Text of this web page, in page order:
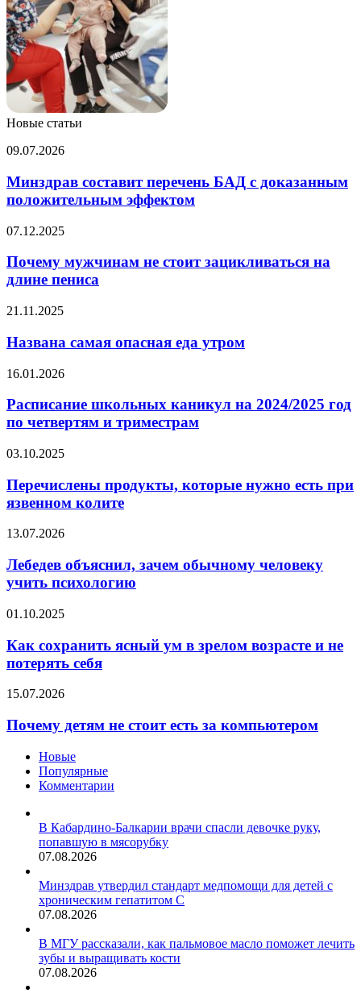
Новые статьи
Минздрав
перечень
БАД
с
положительным
09.07.2026
Минздрав составит перечень БАД с доказанным
положительным эффектом
Почему
не
зацикливаться
длине
07.12.2025
Почему мужчинам не стоит зацикливаться на
длине пениса
Названа
опасная
еда
утром
21.11.2025
Названа самая опасная еда утром
Расписание
каникул
2024/2025
по
и
триместрам
16.01.2026
Расписание школьных каникул на 2024/2025 год
по четвертям и триместрам
Перечислены
которые
нужно
есть
язвенном
03.10.2025
Перечислены продукты, которые нужно есть при
язвенном колите
Лебедев
зачем
обычному
человеку
психологию
13.07.2026
Лебедев объяснил, зачем обычному человеку
учить психологию
Как
ясный
ум
в
возрасте
не
себя
01.10.2025
Как сохранить ясный ум в зрелом возрасте и не
потерять себя
Почему
не
стоит
компьютером
15.07.2026
Почему детям не стоит есть за компьютером
Новые
Популярные
Комментарии
В Кабардино-Балкарии врачи спасли девочке руку,
попавшую в мясорубку
07.08.2026
Минздрав утвердил стандарт медпомощи для детей с
хроническим гепатитом С
07.08.2026
В МГУ рассказали, как пальмовое масло поможет лечить
зубы и выращивать кости
07.08.2026